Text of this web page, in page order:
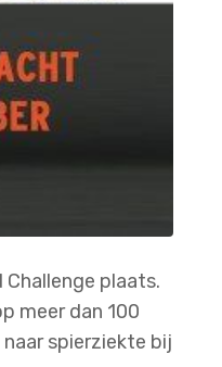
plaats.
meer dan 100
spierziekte bij